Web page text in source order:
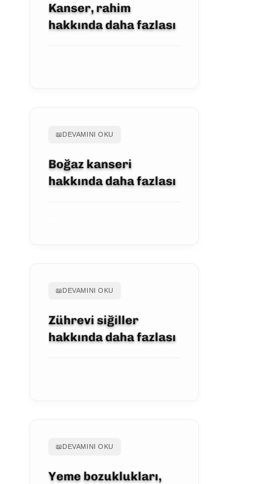
Kanser, rahim
hakkında daha fazlası
📖DEVAMINI OKU
Boğaz kanseri
hakkında daha fazlası
📖DEVAMINI OKU
Zührevi siğiller
hakkında daha fazlası
📖DEVAMINI OKU
Yeme bozuklukları,